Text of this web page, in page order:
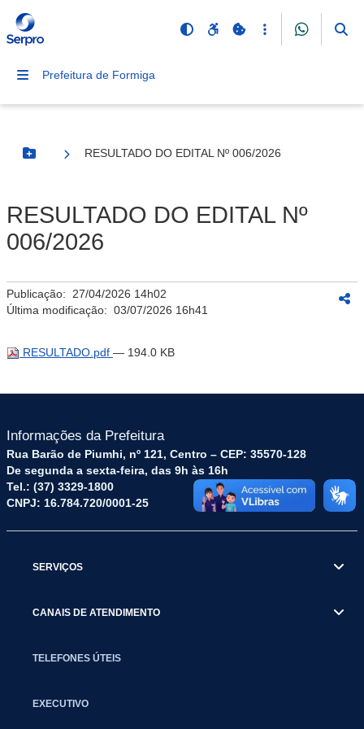
Prefeitura de Formiga
Botão Menu
RESULTADO DO EDITAL Nº 006/2026
RESULTADO DO EDITAL Nº
006/2026
Publicação: 27/04/2026 14h02
Última modificação: 03/07/2026 16h41
RESULTADO.pdf — 194.0 KB
Informações da Prefeitura
Rua Barão de Piumhi, nº 121, Centro – CEP: 35570-128
De segunda a sexta-feira, das 9h às 16h
Tel.: (37) 3329-1800
CNPJ: 16.784.720/0001-25
SERVIÇOS
CANAIS DE ATENDIMENTO
TELEFONES ÚTEIS
EXECUTIVO